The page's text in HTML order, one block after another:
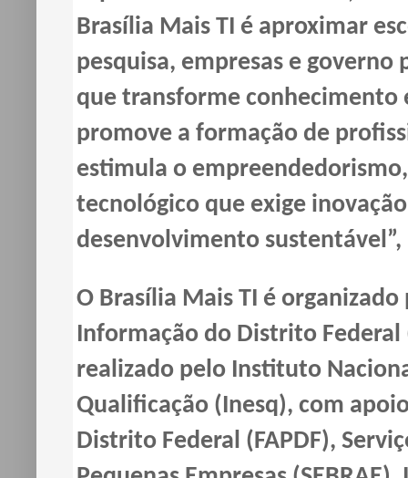
Brasília Mais TI é aproximar
pesquisa, empresas e
que transforme conhecimento
promove a formação de
estimula o
tecnológico que exige
desenvolvimento
O Brasília Mais TI é
Informação do Distrito
realizado pelo Instituto
Qualificação (Inesq), com
Distrito Federal (FAPDF),